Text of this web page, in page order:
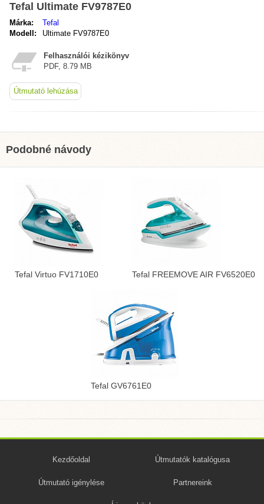
Tefal Ultimate FV9787E0
Márka:
Tefal
Modell:
Ultimate FV9787E0
Felhasználói kézikönyv
PDF, 8.79 MB
Útmutató lehúzása
Podobné návody
Tefal Virtuo FV1710E0 Tefal FREEMOVE AIR FV6520E0
Tefal GV6761E0
Kezdőoldal Útmutatók katalógusa
Útmutató igénylése Partnereink